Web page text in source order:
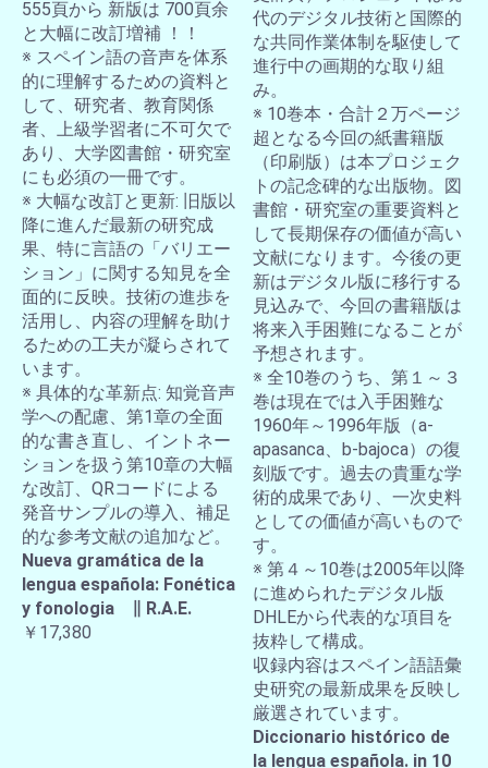
555頁から 新版は 700頁余
と大幅に改訂増補 ！！
※ スペイン語の音声を体系
的に理解するための資料と
して、研究者、教育関係
者、上級学習者に不可欠で
あり、大学図書館・研究室
にも必須の一冊です。
※ 大幅な改訂と更新: 旧版以
降に進んだ最新の研究成
果、特に言語の「バリエー
ション」に関する知見を全
面的に反映。技術の進歩を
活用し、内容の理解を助け
るための工夫が凝らされて
います。
※ 具体的な革新点: 知覚音声
学への配慮、第1章の全面
的な書き直し、イントネー
ションを扱う第10章の大幅
な改訂、QRコードによる
発音サンプルの導入、補足
的な参考文献の追加など。
Nueva gramática de la
lengua española: Fonética
y fonologia ∥ R.A.E.
￥17,380
代のデジタル技術と国際的
な共同作業体制を駆使して
進行中の画期的な取り組
み。
※ 10巻本・合計２万ページ
超となる今回の紙書籍版
（印刷版）は本プロジェク
トの記念碑的な出版物。図
書館・研究室の重要資料と
して長期保存の価値が高い
文献になります。今後の更
新はデジタル版に移行する
見込みで、今回の書籍版は
将来入手困難になることが
予想されます。
※ 全10巻のうち、第１～３
巻は現在では入手困難な
1960年～1996年版（a-
apasanca、b-bajoca）の復
刻版です。過去の貴重な学
術的成果であり、一次史料
としての価値が高いもので
す。
※ 第４～10巻は2005年以降
に進められたデジタル版
DHLEから代表的な項目を
抜粋して構成。
収録内容はスペイン語語彙
史研究の最新成果を反映し
厳選されています。
Diccionario histórico de
la lengua española. in 10